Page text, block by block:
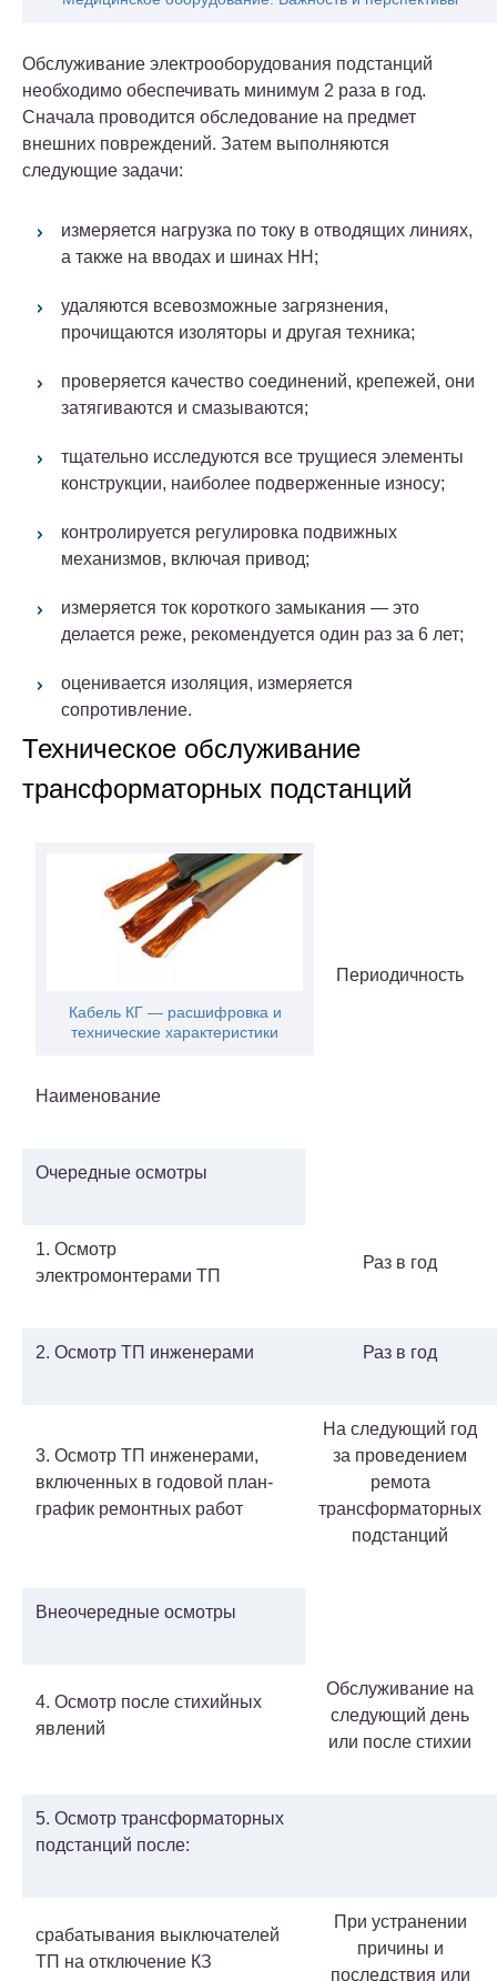
Обслуживание электрооборудования подстанций
необходимо обеспечивать минимум 2 раза в год.
Сначала проводится обследование на предмет
внешних повреждений. Затем выполняются
следующие задачи:
измеряется нагрузка по току в отводящих линиях,
а также на вводах и шинах НН;
удаляются всевозможные загрязнения,
прочищаются изоляторы и другая техника;
проверяется качество соединений, крепежей, они
затягиваются и смазываются;
тщательно исследуются все трущиеся элементы
конструкции, наиболее подверженные износу;
контролируется регулировка подвижных
механизмов, включая привод;
измеряется ток короткого замыкания — это
делается реже, рекомендуется один раз за 6 лет;
оценивается изоляция, измеряется
сопротивление.
Техническое обслуживание
трансформаторных подстанций
Кабель КГ — расшифровка и
технические характеристики
Наименование
Периодичность
Очередные осмотры
1. Осмотр
электромонтерами ТП
Раз в год
2. Осмотр ТП инженерами Раз в год
3. Осмотр ТП инженерами,
включенных в годовой план-
график ремонтных работ
На следующий год
за проведением
ремота
трансформаторных
подстанций
Внеочередные осмотры
4. Осмотр после стихийных
явлений
Обслуживание на
следующий день
или после стихии
5. Осмотр трансформаторных
подстанций после:
срабатывания выключателей
ТП на отключение КЗ
При устранении
причины и
последствия или